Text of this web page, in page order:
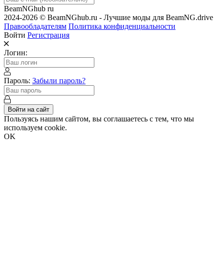
BeamNGhub ru
2024-2026 © BeamNGhub.ru - Лучшие моды для BeamNG.drive
Правообладателям Политика конфиденциальности
Войти Регистрация
Логин:
Пароль: Забыли пароль?
Войти на сайт
Пользуясь нашим сайтом, вы соглашаетесь с тем, что мы
используем cookie.
OK